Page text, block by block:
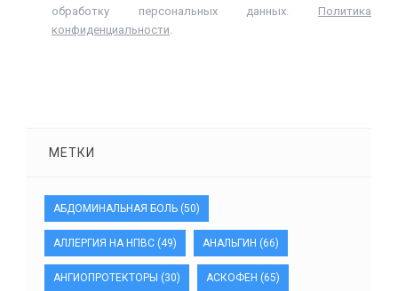
обработку персональных данных. Политика
конфиденциальности.
МЕТКИ
АБДОМИНАЛЬНАЯ БОЛЬ (50)
АЛЛЕРГИЯ НА НПВС (49) АНАЛЬГИН (66)
АНГИОПРОТЕКТОРЫ (30) АСКОФЕН (65)